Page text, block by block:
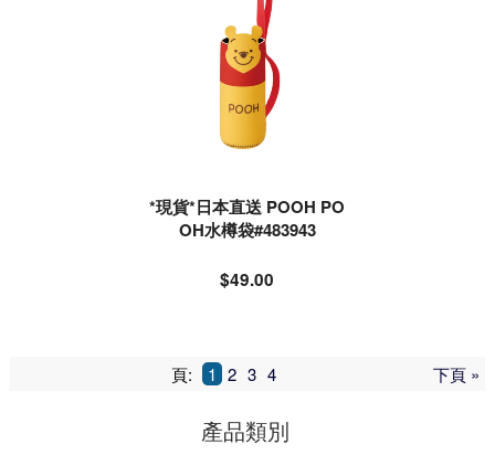
產品類別
*現貨*日本直送 POOH PO
OH水樽袋#483943
$49.00
下頁 »
頁: 1 2 3 4